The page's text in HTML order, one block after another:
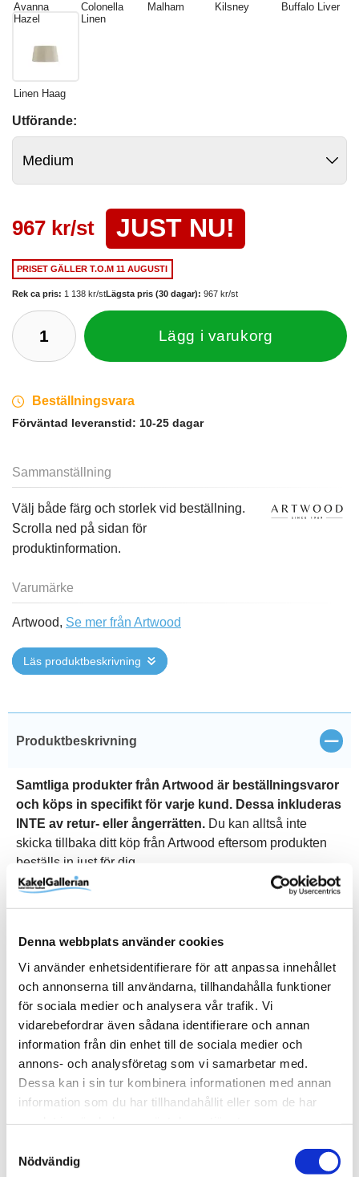
Denna webbplats använder cookies
Vi använder enhetsidentifierare för att anpassa innehållet
och annonserna till användarna, tillhandahålla funktioner
för sociala medier och analysera vår trafik. Vi
vidarebefordrar även sådana identifierare och annan
information från din enhet till de sociala medier och
annons- och analysföretag som vi samarbetar med.
Dessa kan i sin tur kombinera informationen med annan
information som du har tillhandahållit eller som de har
Nödvändig
Avanna
Hazel
Colonella
Linen
Malham Kilsney Buffalo Liver
Linen Haag
Utförande:
967 kr/st JUST NU!
PRISET GÄLLERT.O.M 11 AUGUSTI
Rek ca pris: 1 138 kr/stLägsta pris (30 dagar): 967 kr/st
Lägg i varukorg
Beställningsvara
Förväntad leveranstid: 10-25 dagar
Sammanställning
Välj både färg och storlek vid beställning.
Scrolla ned på sidan för
produktinformation.
Varumärke
Artwood, Se mer från Artwood
Läs produktbeskrivning
Produktbeskrivning Stäng
Samtliga produkter från Artwood är beställningsvaror
och köps in specifikt för varje kund. Dessa inkluderas
INTE av retur- eller ångerrätten. Du kan alltså inte
skicka tillbaka ditt köp från Artwood eftersom produkten
beställs in just för dig.
Avanna Hazel, Medium
Produktinformation
Art.Nr 82-60010-4380-44
EAN 7340127131120
Höjd (mm)
200 mm
RSK
82-60010-4380-44
Storlek Diameter: 300-350 mm.
Varumärke Artwood
Visa fler(3 mer)